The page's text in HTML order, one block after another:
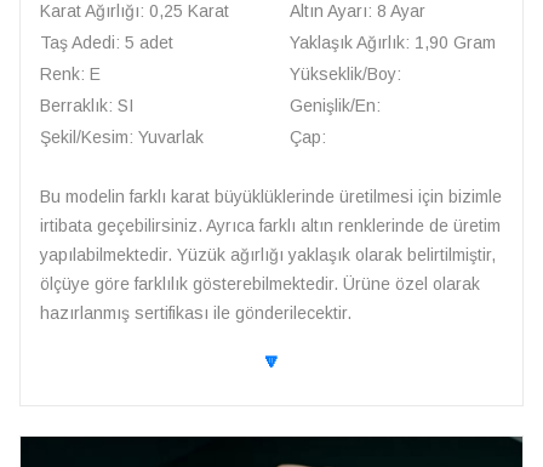
Karat Ağırlığı: 0,25 Karat
Taş Adedi: 5 adet
Renk: E
Berraklık: SI
Şekil/Kesim: Yuvarlak
Altın Ayarı: 8 Ayar
Yaklaşık Ağırlık: 1,90 Gram
Yükseklik/Boy:
Genişlik/En:
Çap:
Bu modelin farklı karat büyüklüklerinde üretilmesi için bizimle
irtibata geçebilirsiniz. Ayrıca farklı altın renklerinde de üretim
yapılabilmektedir. Yüzük ağırlığı yaklaşık olarak belirtilmiştir,
ölçüye göre farklılık gösterebilmektedir. Ürüne özel olarak
hazırlanmış sertifikası ile gönderilecektir.
🔽